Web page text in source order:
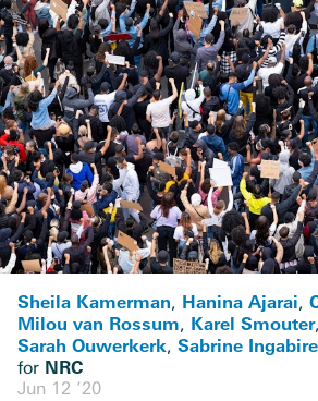
Sheila Kamerman, Hanina Ajarai,
Milou van Rossum, Karel Smouter,
Sarah Ouwerkerk, Sabrine Ingabire
for NRC
Jun 12 ’20